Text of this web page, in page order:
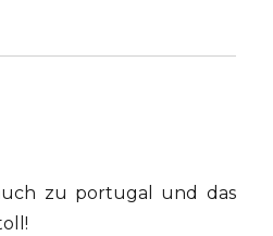
zu portugal und das